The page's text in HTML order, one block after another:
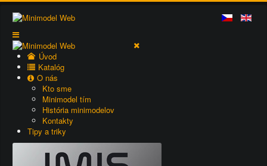
Úvod
Katalóg
O nás
Kto sme
Minimodel tím
História minimodelov
Kontakty
Tipy a triky